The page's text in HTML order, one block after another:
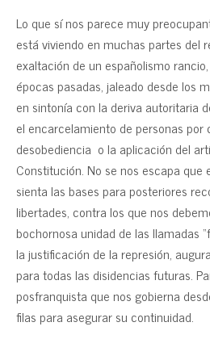
Lo que sí nos parece muy
está viviendo en muchas partes del
exaltación de un españolismo
épocas pasadas, jaleado desde los
en sintonía con la deriva autoritaria
el encarcelamiento de personas por
desobediencia o la aplicación del
Constitución. No se nos escapa
sienta las bases para posteriores
libertades, contra los que nos
bochornosa unidad de las llamadas
la justificación de la represión,
para todas las disidencias futuras.
posfranquista que nos gobierna
filas para asegurar su continuidad.